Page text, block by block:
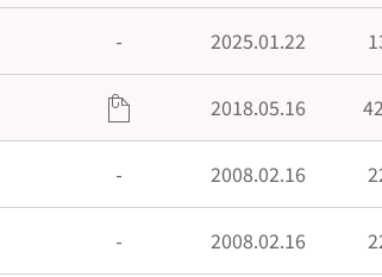
- 2025.01.22
2018.05.16
- 2008.02.16
- 2008.02.16